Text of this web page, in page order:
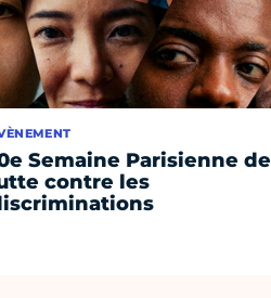
Semaine Parisienne de
contre les